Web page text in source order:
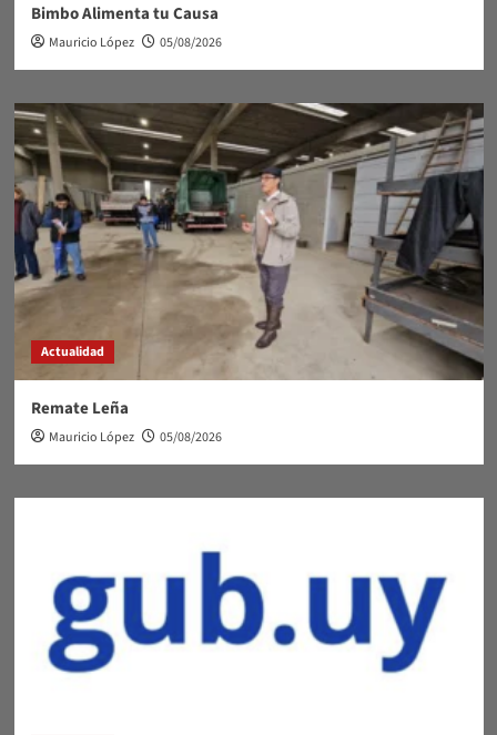
Bimbo Alimenta tu Causa
Mauricio López 05/08/2026
Actualidad
Remate Leña
Mauricio López 05/08/2026